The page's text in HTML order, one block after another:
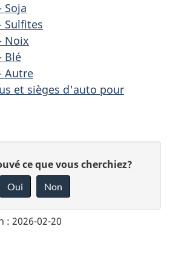
Soja
Sulfites
Noix
Blé
Autre
et sièges d'auto pour
ce que vous cherchiez?
Oui Non
: 2026-02-20